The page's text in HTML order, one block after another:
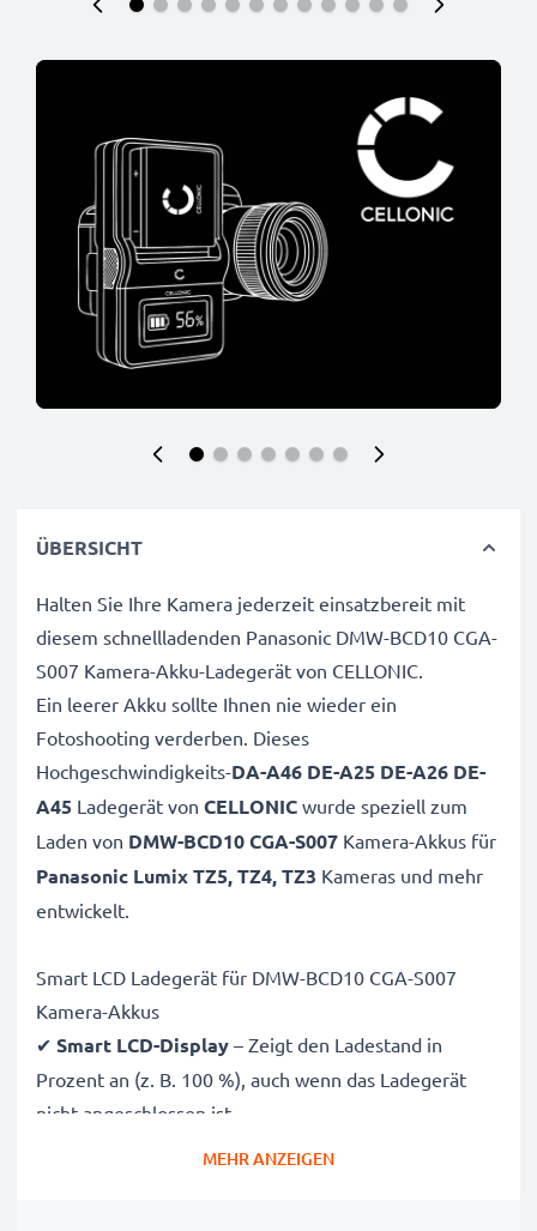
ÜBERSICHT
Halten Sie Ihre Kamera jederzeit einsatzbereit mit
diesem schnellladenden Panasonic DMW-BCD10 CGA-
S007 Kamera-Akku-Ladegerät von CELLONIC.
Ein leerer Akku sollte Ihnen nie wieder ein
Fotoshooting verderben. Dieses
Hochgeschwindigkeits-DA-A46 DE-A25 DE-A26 DE-
A45 Ladegerät von CELLONIC wurde speziell zum
Laden von DMW-BCD10 CGA-S007 Kamera-Akkus für
Panasonic Lumix TZ5, TZ4, TZ3 Kameras und mehr
entwickelt.
Smart LCD Ladegerät für DMW-BCD10 CGA-S007
Kamera-Akkus
✔ Smart LCD-Display – Zeigt den Ladestand in
Prozent an (z. B. 100 %), auch wenn das Ladegerät
nicht angeschlossen ist
MEHR ANZEIGEN